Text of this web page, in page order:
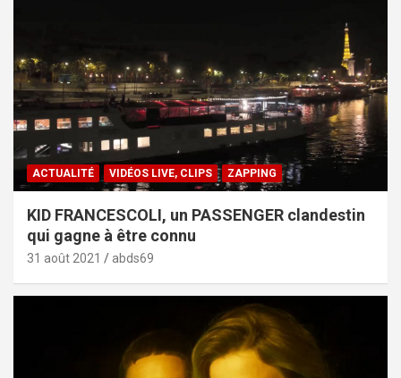
ACTUALITÉ VIDÉOS LIVE, CLIPS ZAPPING
KID FRANCESCOLI, un PASSENGER clandestin
qui gagne à être connu
31 août 2021 abds69